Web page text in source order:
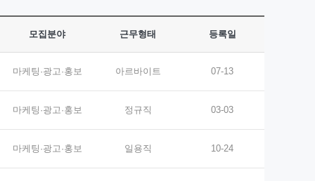
모집분야 근무형태 등록일
마케팅·광고·홍보 아르바이트 07-13
마케팅·광고·홍보 정규직 03-03
마케팅·광고·홍보 일용직 10-24